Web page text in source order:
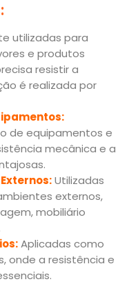
utilizadas para
e produtos
resistir a
é realizada por
de equipamentos e
mecânica e a
Utilizadas
externos,
mobiliário
Aplicadas como
onde a resistência e